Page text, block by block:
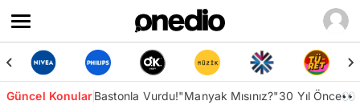
Güncel KonularBastonla Vurdu!"Manyak Mısınız?"30 Yıl Önce👀